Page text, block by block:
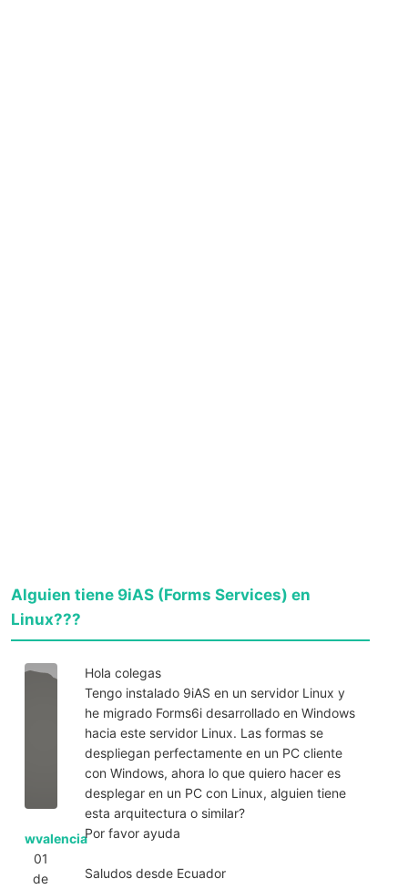
Alguien tiene 9iAS (Forms Services) en
Linux???
wvalencia
01
de
Hola colegas
Tengo instalado 9iAS en un servidor Linux y
he migrado Forms6i desarrollado en Windows
hacia este servidor Linux. Las formas se
despliegan perfectamente en un PC cliente
con Windows, ahora lo que quiero hacer es
desplegar en un PC con Linux, alguien tiene
esta arquitectura o similar?
Por favor ayuda
Saludos desde Ecuador